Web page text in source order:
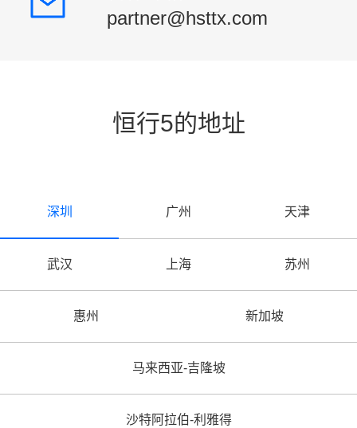
partner@hsttx.com
恒行5的地址
深圳 广州 天津
武汉 上海 苏州
惠州 新加坡
马来西亚-吉隆坡
沙特阿拉伯-利雅得